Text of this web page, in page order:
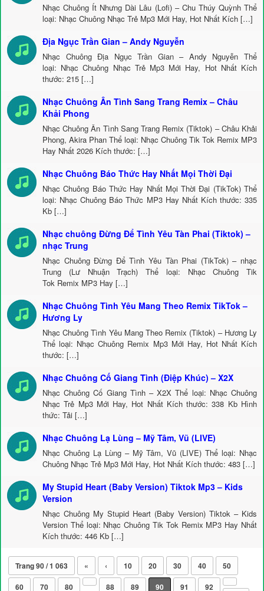
Nhạc Chuông Ít Nhưng Dài Lâu (Lofi) – Chu Thúy Quỳnh Thể
loại: Nhạc Chuông Nhạc Trẻ Mp3 Mới Hay, Hot Nhất Kích […]
Địa Ngục Trần Gian – Andy Nguyễn
Nhạc Chuông Địa Ngục Trần Gian – Andy Nguyễn Thể
loại: Nhạc Chuông Nhạc Trẻ Mp3 Mới Hay, Hot Nhất Kích
thước: 215 […]
Nhạc Chuông Ân Tình Sang Trang Remix – Châu
Khải Phong
Nhạc Chuông Ân Tình Sang Trang Remix (Tiktok) – Châu Khải
Phong, Akira Phan Thể loại: Nhạc Chuông Tik Tok Remix MP3
Hay Nhất 2026 Kích thước: […]
Nhạc Chuông Báo Thức Hay Nhất Mọi Thời Đại
Nhạc Chuông Báo Thức Hay Nhất Mọi Thời Đại (TikTok) Thể
loại: Nhạc Chuông Báo Thức MP3 Hay Nhất Kích thước: 335
Kb […]
Nhạc chuông Đừng Để Tình Yêu Tàn Phai (Tiktok) –
nhạc Trung
Nhạc Chuông Đừng Để Tình Yêu Tàn Phai (TikTok) – nhạc
Trung (Lư Nhuận Trạch) Thể loại: Nhạc Chuông Tik
Tok Remix MP3 Hay […]
Nhạc Chuông Tình Yêu Mang Theo Remix TikTok –
Hương Ly
Nhạc Chuông Tình Yêu Mang Theo Remix (Tiktok) – Hương Ly
Thể loại: Nhạc Chuông Remix Mp3 Mới Hay, Hot Nhất Kích
thước: […]
Nhạc Chuông Cố Giang Tình (Điệp Khúc) – X2X
Nhạc Chuông Cố Giang Tình – X2X Thể loại: Nhạc Chuông
Nhạc Trẻ Mp3 Mới Hay, Hot Nhất Kích thước: 338 Kb Hình
thức: Tải […]
Nhạc Chuông Lạ Lùng – Mỹ Tâm, Vũ (LIVE)
Nhạc Chuông Lạ Lùng – Mỹ Tâm, Vũ (LIVE) Thể loại: Nhạc
Chuông Nhạc Trẻ Mp3 Mới Hay, Hot Nhất Kích thước: 483 […]
My Stupid Heart (Baby Version) Tiktok Mp3 – Kids
Version
Nhạc Chuông My Stupid Heart (Baby Version) Tiktok – Kids
Version Thể loại: Nhạc Chuông Tik Tok Remix MP3 Hay Nhất
Kích thước: 446 Kb […]
Trang 90 / 1 063 « ‹ 10 20 30 40
50
60
70 80 88 89 90 91 92